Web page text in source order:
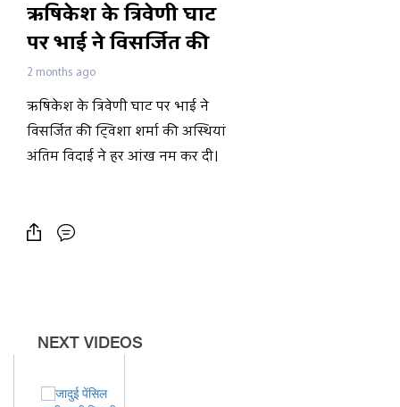
ऋषिकेश के त्रिवेणी घाट
पर भाई ने विसर्जित की
ट्विशा शर्मा की अस्थियां
अंतिम विदाई ने हर आंख
नम कर दी।
2 months ago
ऋषिकेश के त्रिवेणी घाट पर भाई ने
विसर्जित की ट्विशा शर्मा की अस्थियां
अंतिम विदाई ने हर आंख नम कर दी।
NEXT VIDEOS